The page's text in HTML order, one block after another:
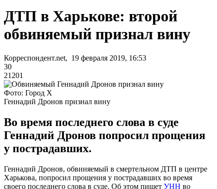
ДТП в Харькове: второй
обвиняемый признал вину
Корреспондент.net, 19 февраля 2019, 16:53
30
21201
Фото: Город Х
Геннадий Дронов признал вину
Во время последнего слова в суде
Геннадий Дронов попросил прощения
у пострадавших.
Геннадий Дронов, обвиняемый в смертельном ДТП в центре
Харькова, попросил прощения у пострадавших во время
своего последнего слова в суде. Об этом пишет УНН во